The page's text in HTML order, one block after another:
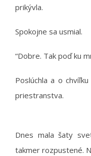
prikývla.
Spokojne sa usmial.
“Dobre. Tak poď ku
Poslúchla a o
priestranstva.
Dnes mala šaty
takmer rozpustené.